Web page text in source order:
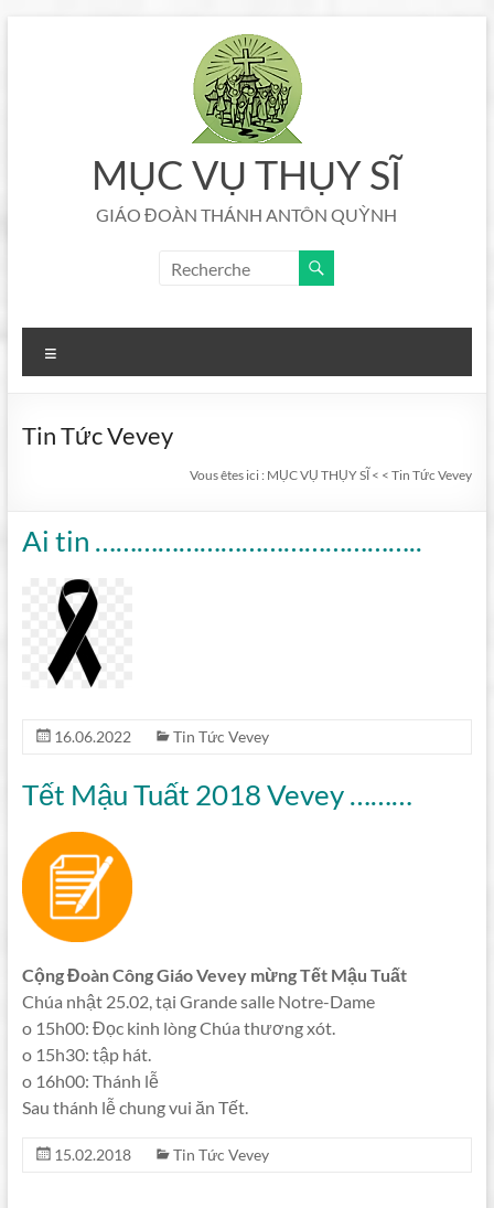
MỤC VỤ THỤY SĨ
GIÁO ĐOÀN THÁNH ANTÔN QUỲNH
Tin Tức Vevey
Vous êtes ici : MỤC VỤ THỤY SĨ < <Tin Tức Vevey
Ai tin ………………………………………..
16.06.2022 Tin Tức Vevey
Tết Mậu Tuất 2018 Vevey ………
Cộng Đoàn Công Giáo Vevey mừng Tết Mậu Tuất
Chúa nhật 25.02, tại Grande salle Notre-Dame
o 15h00: Đọc kinh lòng Chúa thương xót.
o 15h30: tập hát.
o 16h00: Thánh lễ
Sau thánh lễ chung vui ăn Tết.
15.02.2018 Tin Tức Vevey